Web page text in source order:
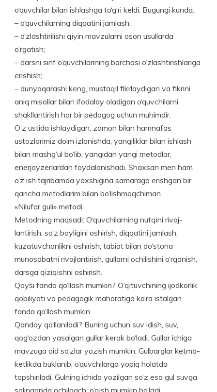
o‘quvchilar bilan ishlashga to‘g‘ri keldi. Bugungi kunda:
– o‘quvchilarning diqqatini jamlash;
– o‘zlashtirilishi qiyin mavzularni oson usullarda
o‘rgatish;
– darsni sinf o‘quvchilarining barchasi o‘zlashtirishlariga
erishish;
– dunyoqarashi keng, mustaqil fikrlaydigan va fikrini
aniq misollar bilan ifodalay oladigan o‘quvchilarni
shakllantirish har bir pedagog uchun muhimdir.
O‘z ustida ishlaydigan, zamon bilan hamnafas
ustozlarimiz doim izlanishda, yangiliklar bilan ishlash
bilan mashg‘ul bo‘lib, yangidan yangi metodlar,
enerjayzerlardan foydalanishadi. Shaxsan men ham
o‘z ish tajribamda yaxshigina samaraga erishgan bir
qancha metodla­rim bilan bo‘lishmoqchiman.
«Nilufar guli» metodi
Metodning maqsadi: O‘quvchilarning nutqini rivoj­
lantirish, so‘z boyligini oshirish, diqqatini jamlash,
kuzatuvchanlikni oshirish, tabiat bilan do‘stona
munosabatni rivojlantirish, gullarni ochilishini o‘rganish,
darsga qizi­qishni oshirish.
Qaysi fanda qo‘llash mumkin? O‘qituvchining ijodkorlik
qobiliyati va pedagogik mahoratiga ko‘ra istalgan
fanda qo‘llash mumkin.
Qanday qo‘llaniladi? Buning uchun suv idish, suv,
qog‘ozdan yasalgan gullar kerak bo‘ladi. Gullar ichiga
mavzuga oid so‘zlar yozish mumkin. Gulbarglar ketma-
ketlikda buklanib, o‘quvchilarga yopiq holatda
topshiriladi. Gulning ichida yozilgan so‘z esa gul suvga
so­linganda ochilgach, o‘qish mumkin bo‘ladi.